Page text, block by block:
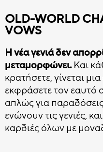
OLD-WORLD
VOWS
Η νέα γενιά δεν
μεταμορφώνει.Και
κρατήσετε, γίνεται
εκφράσετε τον εαυτό
απλώς για
ενώνουν τις γενιές,
καρδιές όλων με